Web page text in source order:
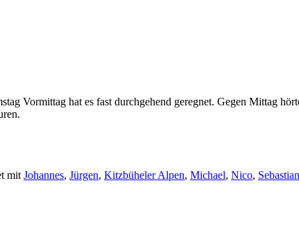
Vormittag hat es fast durchgehend geregnet. Gegen Mittag
mit Johannes, Jürgen, Kitzbüheler Alpen, Michael, Nico, Sebastian